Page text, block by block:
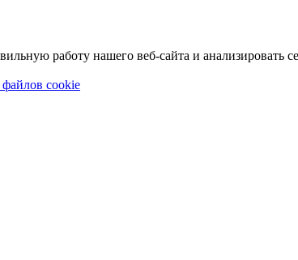
работу нашего веб-сайта и анализировать
cookie